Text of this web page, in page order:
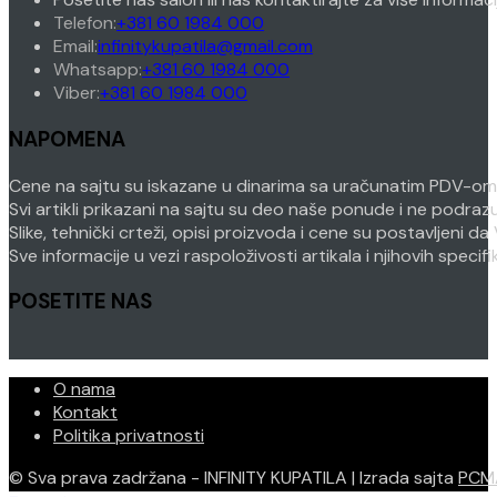
Telefon:+381 60 1984 000
in
your
Email:infinitykupatila@gmail.com
Whatsapp:+381 60 1984 000
Viber:+381 60 1984 000
NAPOMENA
Cene na sajtu su iskazane u dinarima sa uračunatim PDV-
Svi artikli prikazani na sajtu su deo naše ponude i ne
Slike, tehnički crteži, opisi proizvoda i cene su postavljeni
Sve informacije u vezi raspoloživosti artikala i njihovih
POSETITE NAS
O nama
Kontakt
Politika privatnosti
© Sva prava zadržana - INFINITY KUPATILA | Izrada sajta